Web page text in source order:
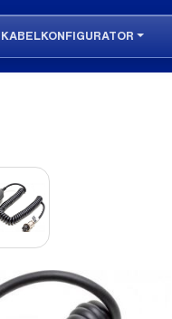
KABELKONFIGURATOR